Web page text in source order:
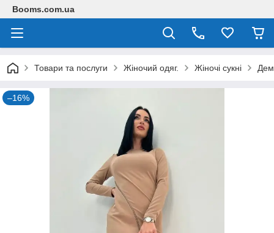
Booms.com.ua
Товари та послуги Жіночий одяг. Жіночі сукні
–16%